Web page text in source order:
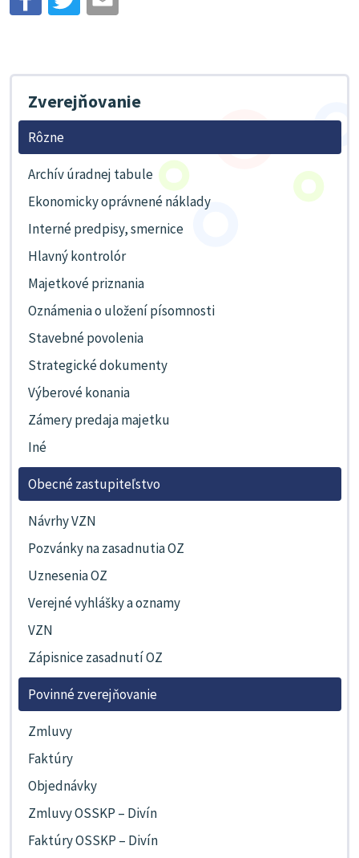
Zverejňovanie
Rôzne
Archív úradnej tabule
Ekonomicky oprávnené náklady
Interné predpisy, smernice
Hlavný kontrolór
Majetkové priznania
Oznámenia o uložení písomnosti
Stavebné povolenia
Strategické dokumenty
Výberové konania
Zámery predaja majetku
Iné
Obecné zastupiteľstvo
Návrhy VZN
Pozvánky na zasadnutia OZ
Uznesenia OZ
Verejné vyhlášky a oznamy
VZN
Zápisnice zasadnutí OZ
Povinné zverejňovanie
Zmluvy
Faktúry
Objednávky
Zmluvy OSSKP – Divín
Faktúry OSSKP – Divín